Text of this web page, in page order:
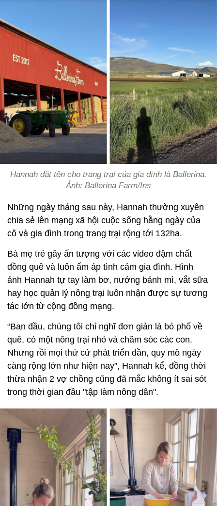
Hannah đặt tên cho trang trại của gia đình là Ballerina.
Ảnh: Ballerina Farm/Ins
Những ngày tháng sau này, Hannah thường xuyên
chia sẻ lên mạng xã hội cuộc sống hằng ngày của
cô và gia đình trong trang trại rộng tới 132ha.
Bà mẹ trẻ gây ấn tượng với các video đậm chất
đồng quê và luôn ấm áp tình cảm gia đình. Hình
ảnh Hannah tự tay làm bơ, nướng bánh mì, vắt sữa
hay học quản lý nông trại luôn nhận được sự tương
tác lớn từ cộng đồng mạng.
“Ban đầu, chúng tôi chỉ nghĩ đơn giản là bỏ phố về
quê, có một nông trại nhỏ và chăm sóc các con.
Nhưng rồi mọi thứ cứ phát triển dần, quy mô ngày
càng rộng lớn như hiện nay”, Hannah kể, đồng thời
thừa nhận 2 vợ chồng cũng đã mắc không ít sai sót
trong thời gian đầu "tập làm nông dân".